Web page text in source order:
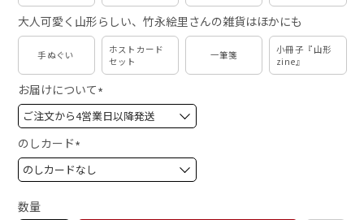
大人可愛く山形らしい、竹永絵里さんの雑貨はほかにも
手ぬぐい
ホストカード
セット
一筆箋
小冊子『山形
zine』
お届けについて
(
必
)
のしカード
(
必
数量